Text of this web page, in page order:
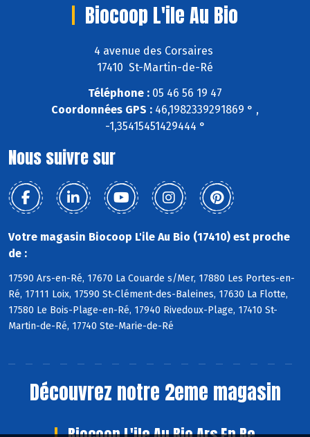
Biocoop L'ile Au Bio
4 avenue des Corsaires
17410 St-Martin-de-Ré
Téléphone : 05 46 56 19 47
Coordonnées GPS : 46,1982339291869 ° ,
-1,35415451429444 °
Nous suivre sur
Votre magasin Biocoop L'ile Au Bio (17410) est proche
de :
17590 Ars-en-Ré, 17670 La Couarde s/Mer, 17880 Les Portes-en-
Ré, 17111 Loix, 17590 St-Clément-des-Baleines, 17630 La Flotte,
17580 Le Bois-Plage-en-Ré, 17940 Rivedoux-Plage, 17410 St-
Martin-de-Ré, 17740 Ste-Marie-de-Ré
Découvrez notre 2eme magasin